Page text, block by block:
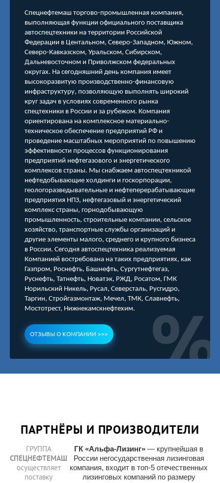
Спецнефтемаш торгово-промышленная компания,
выполняющая функции официального поставщика
автоспецтехники на территории Российской
Федерации в Центальном, Северо-Западном, Южном,
Северо-Кавказском, Уральском, Сибирском,
Дальневосточном и Приволжском федеральных
округах. На сегодняшний день компания имеет
высокоразвитую производственно-финансовую
инфраструктуру, позволяющую выполнять широкий
круг задач в условиях современного рынка
спецтехники в России и за рубежом. Компания
ориентирована на комплексное материально-
техническое обеспечение предприятий РФ и
проведение масштабных мероприятий по повышению
эффективности процессов функционирования
предприятий нефтегазового и энергетического
комплексов страны. Мы снабжаем автоспецтехникой
нефтедобывающие холдинги и госкорпорации,
геологоразведывательные и нефтеперерабатывающие
предприятия НПЗ, нефтегазовый и энергетический
комплекс страны, горнодобывающую
промышленность, строительные компании, сельское
хозяйство, транспортные службы организаций и
другие элементы малого, среднего и крупного бизнеса
в России. Сегодня автоспецтехника реализуемая
Компанией востребована на таких предприятиях, как
Газпром, Роснефть, Башнефть, Сургутнефтегаз,
Руснефть, Татнефть, Новатэк, РЖД, Росатом, ГМК
Норильский Никель, Русал, Северсталь, Русгидро,
Таргин, Стройгазмонтаж, Мечел, ТМК, Славнефть,
Мостотрест, Нижнекамскнефтехим.
ОТЗЫВЫ О КОМПАНИИ >>>
ПАРТНЁРЫ И ПРОИЗВОДИТЕЛИ
ГРУППА
СПЕЦНЕФТЕМАШ
осуществляет
поставку
ГК «Альфа-Лизинг» — крупнейшая в
России негосударственная лизинговая
компания, входит в топ-5 отечественных
лизинговых компаний по размеру